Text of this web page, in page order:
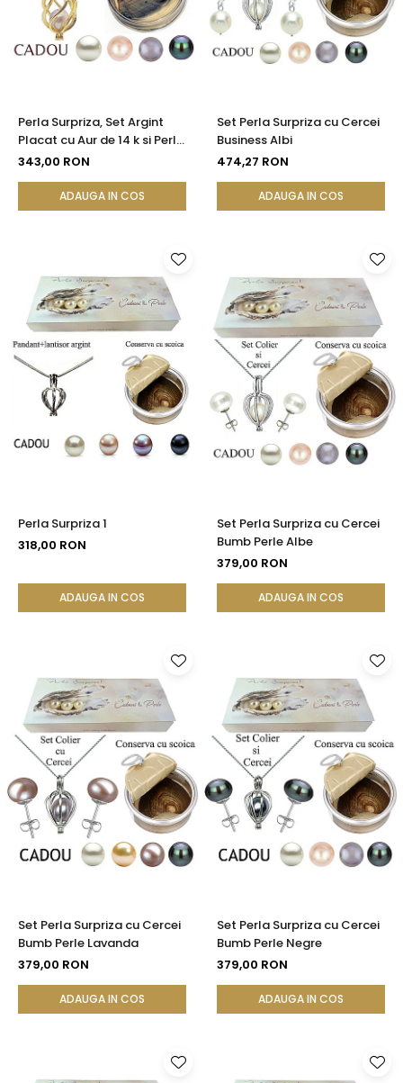
Seturi Perle cu Argint
Brățări cu Perle
Pandantive cu Perle
Perla Surpriza, Set Argint
Placat cu Aur de 14 k si Perle
Naturale
343,00 RON
ADAUGA IN COS
Set Perla Surpriza cu Cercei
Business Albi
474,27 RON
ADAUGA IN COS
Perla Surpriza 1
318,00 RON
ADAUGA IN COS
Set Perla Surpriza cu Cercei
Bumb Perle Albe
379,00 RON
ADAUGA IN COS
Set Perla Surpriza cu Cercei
Bumb Perle Lavanda
379,00 RON
ADAUGA IN COS
Set Perla Surpriza cu Cercei
Bumb Perle Negre
379,00 RON
ADAUGA IN COS